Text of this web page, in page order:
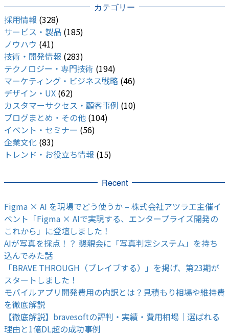
カテゴリー
採用情報 (328)
サービス・製品 (185)
ノウハウ (41)
技術・開発情報 (283)
テクノロジー・専門技術 (194)
マーケティング・ビジネス戦略 (46)
デザイン・UX (62)
カスタマーサクセス・顧客事例 (10)
ブログまとめ・その他 (104)
イベント・セミナー (56)
企業文化 (83)
トレンド・お役立ち情報 (15)
Recent
Figma × AI を現場でどう使うか – 株式会社アツラエ主催イ
ベント「Figma × AIで実現する、エンタープライズ開発の
これから」に登壇しました！
AIが写真を採点！？ 懇親会に「写真判定システム」を持ち
込んでみた話
「BRAVE THROUGH（ブレイブする）」を掲げ、第23期が
スタートしました！
モバイルアプリ開発費用の内訳とは？見積もり相場や維持費
を徹底解説
【徹底解説】bravesoftの評判・実績・費用相場｜選ばれる
理由と1億DL超の成功事例